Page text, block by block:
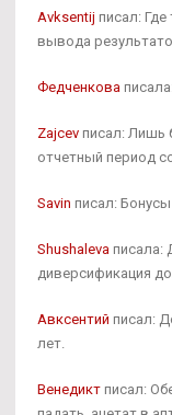
Avksentij писал:
вывода
Федченкова
Zajcev писал: Лишь
отчетный период
Savin писал:
Shushaleva писала:
диверсификация
Авксентий писал:
лет.
Венедикт писал: